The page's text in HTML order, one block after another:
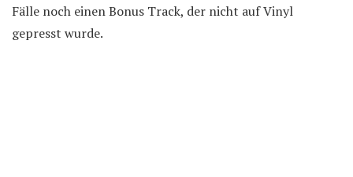
Fälle noch einen Bonus Track, der nicht auf Vinyl
gepresst wurde.